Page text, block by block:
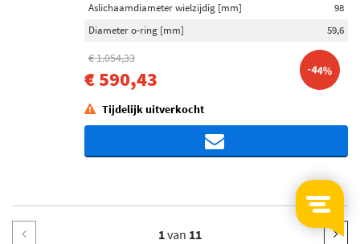
Aslichaamdiameter wielzijdig [mm]
98
Diameter o-ring [mm]
59,6
€ 1.054,33
€ 590,43 -44%
Tijdelijk uitverkocht
1van 11